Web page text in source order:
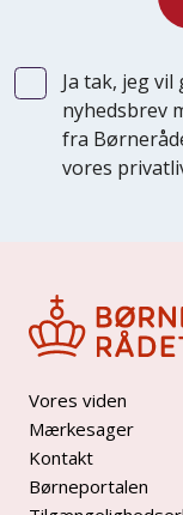
Ja tak, jeg
nyhedsbrev
fra
vores
Vores viden
Mærkesager
Kontakt
Børneportalen